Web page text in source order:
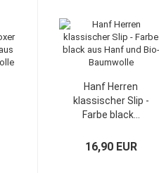
Hanf Herren
klassischer Slip -
Farbe black...
16,90 EUR